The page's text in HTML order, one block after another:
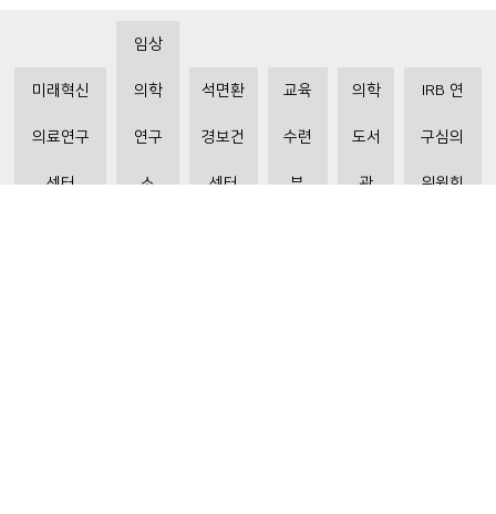
미래혁신
의료연구
센터
임상
의학
연구
소
석면환
경보건
센터
교육
수련
부
의학
도서
관
IRB 연
구심의
위원회